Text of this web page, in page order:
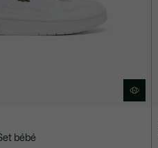
bébé